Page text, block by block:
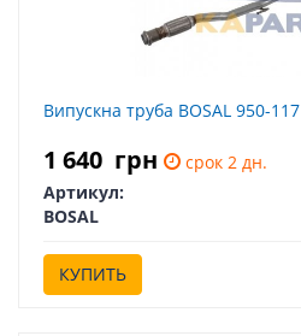
Випускна труба BOSAL 950-117
1 640 грн
срок 2 дн.
Артикул:
BOSAL
КУПИТЬ